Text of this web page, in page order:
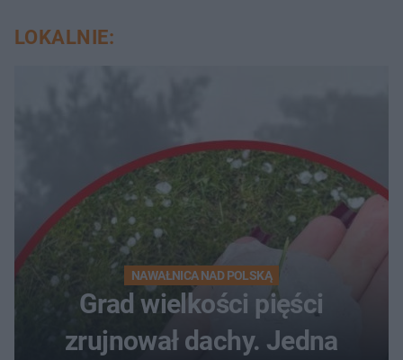
LOKALNIE:
NAWAŁNICA NAD POLSKĄ
Grad wielkości pięści
zrujnował dachy. Jedna